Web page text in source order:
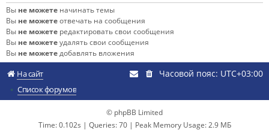
Вы не можете начинать темы
Вы не можетеотвечать на сообщения
Вы не можете редактировать свои сообщения
Вы не можетеудалять свои сообщения
Вы не можетедобавлять вложения
На сайт
Список форумов
Часовой пояс: UTC+03:00
© phpBB Limited
Time: 0.102s | Queries: 70| Peak Memory Usage: 2.9 МБ